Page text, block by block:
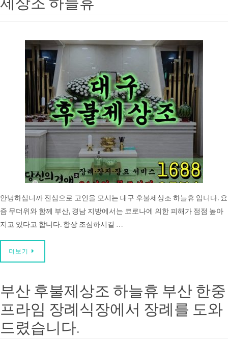
안녕하십니까 진심으로 고인을 모시는 대구 후불제상조 하늘휴 입니다. 요
즘 무더위와 함께 부산, 경남 지방에서는 코로나에 의한 피해가 점점 높아
지고 있다고 합니다. 항상 조심하시길 …
더보기
부산 후불제상조 하늘휴 부산 한중
프라임 장례식장에서 장례를 도와
드렸습니다.